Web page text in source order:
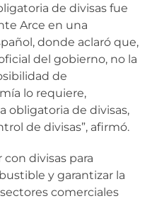
de divisas fue
Arce en una
donde aclaró que,
del gobierno, no la
de
lo requiere,
obligatoria de divisas,
de divisas”, afirmó.
divisas para
y garantizar la
comerciales